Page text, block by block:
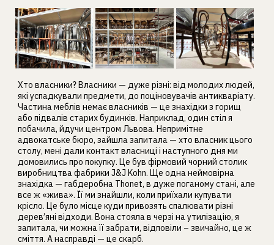
Хто власники? Власники — дуже різні: від молодих людей,
які успадкували предмети, до поціновувачів антикваріату.
Частина меблів немає власників — це знахідки з горищ
або підвалів старих будинків. Наприклад, один стіл я
побачила, йдучи центром Львова. Непримітне
адвокатське бюро, зайшла запитала — хто власник цього
столу, мені дали контакт власниці і наступного дня ми
домовились про покупку. Це був фірмовий чорний столик
виробництва фабрики J&J Kohn. Ще одна неймовірна
знахідка — габдеробна Thonet, в дуже поганому стані, але
все ж «жива». Її ми знайшли, коли приїхали купувати
крісло. Це було місце куди привозять спалювати різні
дерев’яні відходи. Вона стояла в черзі на утилізацію, я
запитала, чи можна її забрати, відповіли – звичайно, це ж
сміття. А насправді — це скарб.